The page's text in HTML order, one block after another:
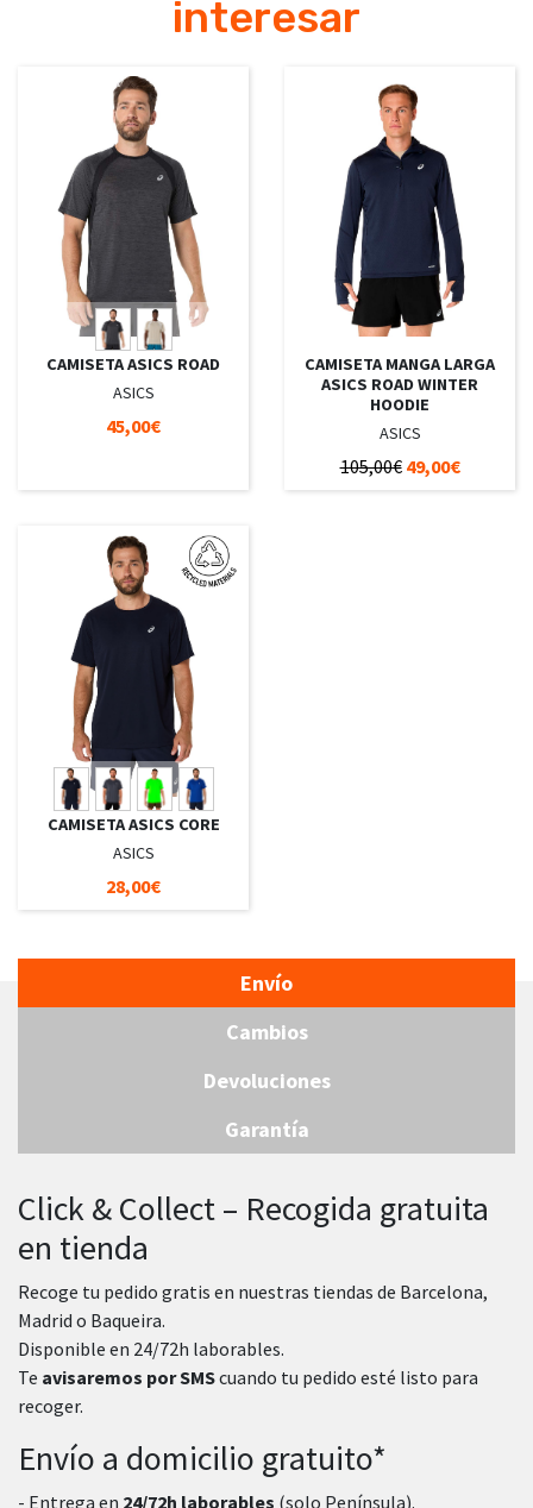
interesar
CAMISETA ASICS ROAD
ASICS
45,00€
CAMISETA MANGA LARGA
ASICS ROAD WINTER
HOODIE
ASICS
105,00€ 49,00€
CAMISETA ASICS CORE
ASICS
28,00€
Envío
Cambios
Devoluciones
Garantía
Click & Collect – Recogida gratuita
en tienda
Recoge tu pedido gratis en nuestras tiendas de Barcelona,
Madrid o Baqueira.
Disponible en 24/72h laborables.
Te avisaremos por SMScuando tu pedido esté listo para
recoger.
Envío a domicilio gratuito*
- Entrega en 24/72h laborables (solo Península).